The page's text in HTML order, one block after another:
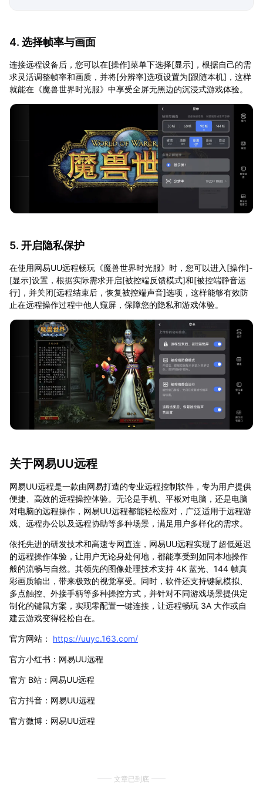
4. 选择帧率与画面
连接远程设备后，您可以在[操作]菜单下选择[显示]，根据自己的需
求灵活调整帧率和画质，并将[分辨率]选项设置为[跟随本机]，这样
就能在《魔兽世界时光服》中享受全屏无黑边的沉浸式游戏体验。
5. 开启隐私保护
在使用网易UU远程畅玩《魔兽世界时光服》时，您可以进入[操作]-
[显示]设置，根据实际需求开启[被控端反馈模式]和[被控端静音运
行]，并关闭[远程结束后，恢复被控端声音]选项，这样能够有效防
止在远程操作过程中他人窥屏，保障您的隐私和游戏体验。
关于网易UU远程
网易UU远程是一款由网易打造的专业远程控制软件，专为用户提供
便捷、高效的远程操控体验。无论是手机、平板对电脑，还是电脑
对电脑的远程操作，网易UU远程都能轻松应对，广泛适用于远程游
戏、远程办公以及远程协助等多种场景，满足用户多样化的需求。
依托先进的研发技术和高速专网直连，网易UU远程实现了超低延迟
的远程操作体验，让用户无论身处何地，都能享受到如同本地操作
般的流畅与自然。其领先的图像处理技术支持 4K 蓝光、144 帧真
彩画质输出，带来极致的视觉享受。同时，软件还支持键鼠模拟、
多点触控、外接手柄等多种操控方式，并针对不同游戏场景提供定
制化的键鼠方案，实现零配置一键连接，让远程畅玩 3A 大作或自
建云游戏变得轻松自在。
官方网站： https://uuyc.163.com/
官方小红书：网易UU远程
官方 B站：网易UU远程
官方抖音：网易UU远程
官方微博：网易UU远程
文章已到底